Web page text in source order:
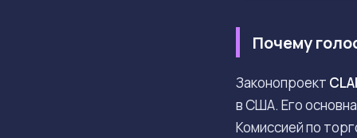
Почему
Законопроект
в США. Его
Комиссией по